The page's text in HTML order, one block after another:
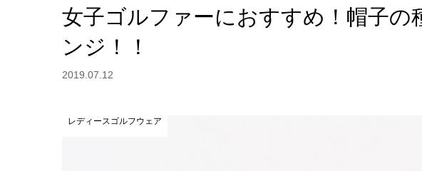
女子ゴルファーにおすすめ！帽子の
ンジ！！
2019.07.12
レディースゴルフウェア